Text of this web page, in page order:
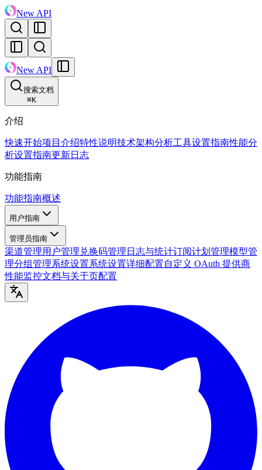
New API
New API
搜索文档
⌘K
介绍
快速开始项目介绍特性说明技术架构分析工具设置指南性能分
析设置指南更新日志
功能指南
功能指南概述
用户指南
管理员指南
渠道管理用户管理 兑换码管理 日志与统计订阅计划管理模型管
理分组管理系统设置系统设置详细配置自定义 OAuth 提供商
性能监控文档与关于页配置